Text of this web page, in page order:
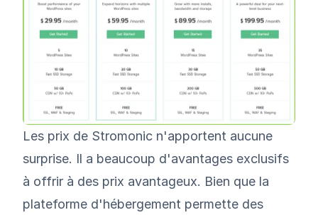
Les prix de Stromonic n'apportent aucune
surprise. Il a beaucoup d'avantages exclusifs
à offrir à des prix avantageux. Bien que la
plateforme d'hébergement permette des